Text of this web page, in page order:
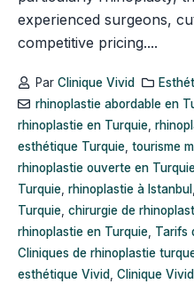
experienced surgeons,
competitive pricing....
Par Clinique Vivid
rhinoplastie abordable en
rhinoplastie en Turquie
esthétique Turquie tourisme
rhinoplastie ouverte en
Turquie rhinoplastie à Istanbul
Turquie chirurgie de
rhinoplastie en Turquie Tarifs
Cliniques de rhinoplastie
esthétique Vivid
Clinique